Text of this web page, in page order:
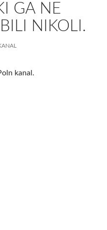
GA NE
NIKOLI.
kanal.